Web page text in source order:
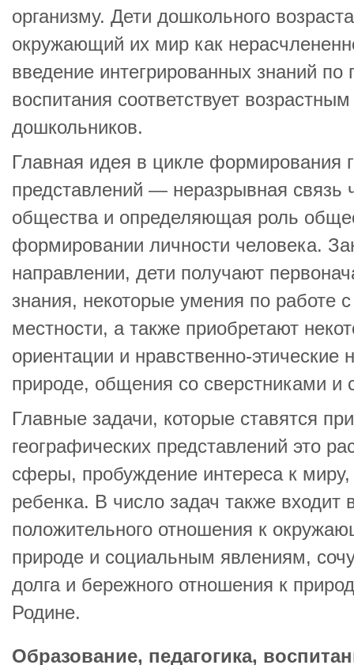
организму. Дети дошкольного
окружающий их мир как
введение интегрированных знаний по
воспитания соответствует
дошкольников.
Главная идея в цикле формирования
представлений — неразрывная связь
общества и определяющая роль
формировании личности человека.
направлении, дети получают
знания, некоторые умения по работе
местности, а также приобретают
ориентации и нравственно-
природе, общения со сверстниками и
Главные задачи, которые ставятся
географических представлений это
сферы, пробуждение интереса к
ребенка. В число задач также входит
положительного отношения к
природе и социальным явлениям,
долга и бережного отношения к
Родине.
Образование, педагогика,